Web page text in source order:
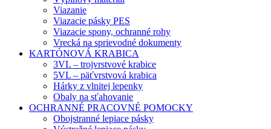
Viazanie
Viazacie pásky PES
Viazacie spony, ochranné rohy
Vrecká na sprievodné dokumenty
KARTÓNOVÁ KRABICA
3VL – trojvrstvové krabice
5VL – päťvrstvová krabica
Hárky z vlnitej lepenky
Obaly na sťahovanie
OCHRANNÉ PRACOVNÉ POMOCKY
Obojstranné lepiace pásky